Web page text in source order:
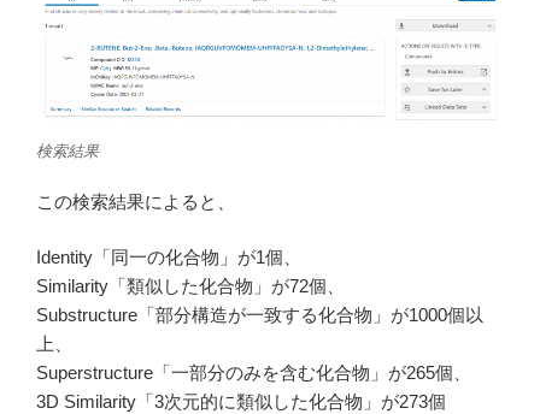
検索結果
この検索結果によると、
Identity「同一の化合物」が1個、
Similarity「類似した化合物」が72個、
Substructure「部分構造が一致する化合物」が1000個以
上、
Superstructure「一部分のみを含む化合物」が265個、
3D Similarity「3次元的に類似した化合物」が273個